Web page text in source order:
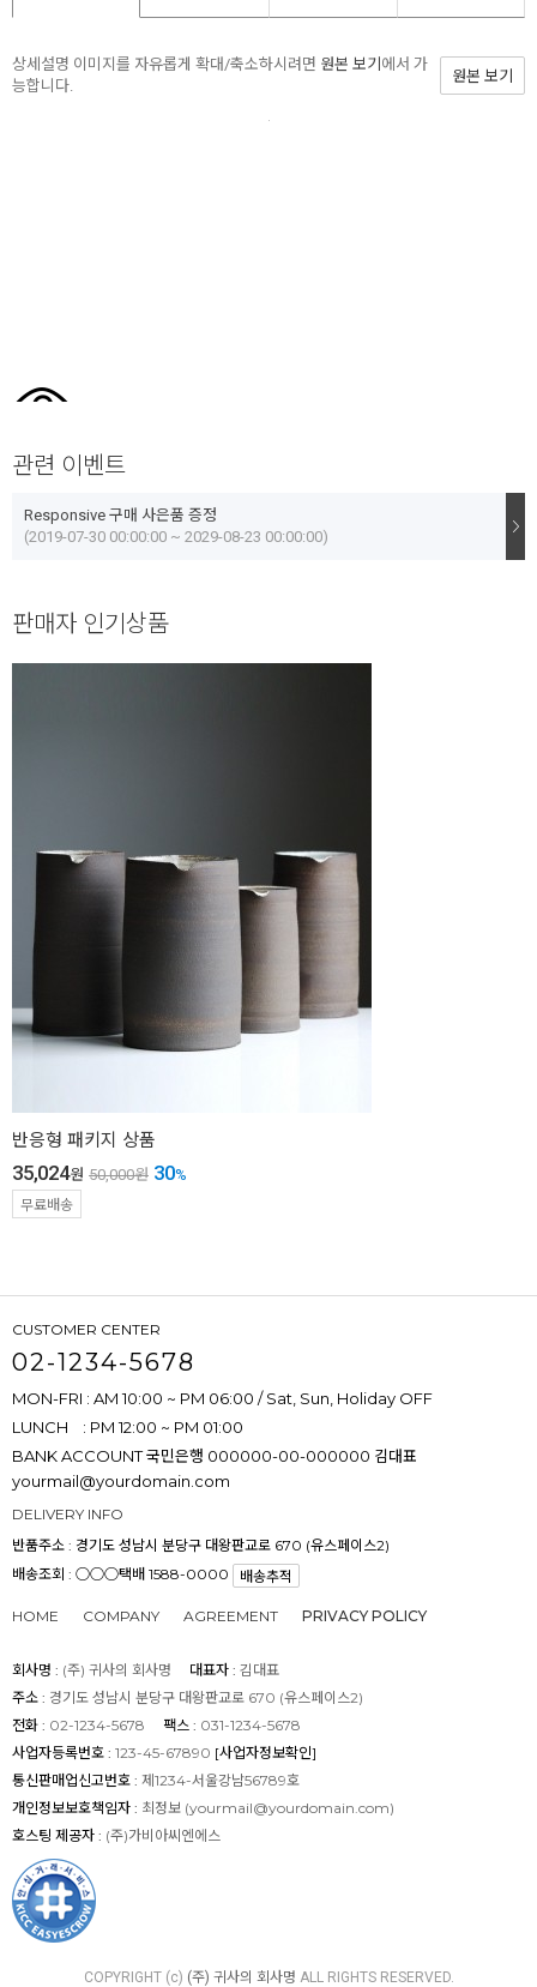
상세설명 이미지를 자유롭게 확대/축소하시려면 원본 보기 에서 가
능합니다.
원본 보기
관련 이벤트
Responsive 구매 사은품 증정
(2019-07-30 00:00:00 ~ 2029-08-23 00:00:00)
판매자 인기상품
반응형 패키지 상품
35,024원 50,000원 30%
무료배송
CUSTOMER CENTER
02-1234-5678
MON-FRI : AM 10:00 ~ PM 06:00 / Sat, Sun, Holiday OFF
LUNCH : PM 12:00 ~ PM 01:00
BANK ACCOUNT국민은행 000000-00-000000 김대표
yourmail@yourdomain.com
DELIVERY INFO
반품주소 : 경기도 성남시 분당구 대왕판교로 670 (유스페이스2)
배송조회 : ○○○택배 1588-0000
배송추적
HOME COMPANY AGREEMENT PRIVACY POLICY
회사명 : (주) 귀사의 회사명 대표자 : 김대표
주소 : 경기도 성남시 분당구 대왕판교로 670 (유스페이스2)
전화 : 02-1234-5678 팩스 : 031-1234-5678
사업자등록번호 : 123-45-67890 [사업자정보확인]
통신판매업신고번호 : 제1234-서울강남56789호
개인정보보호책임자 : 최정보 (yourmail@yourdomain.com)
호스팅 제공자 : (주)가비아씨엔에스
COPYRIGHT (c) (주) 귀사의 회사명 ALL RIGHTS RESERVED.